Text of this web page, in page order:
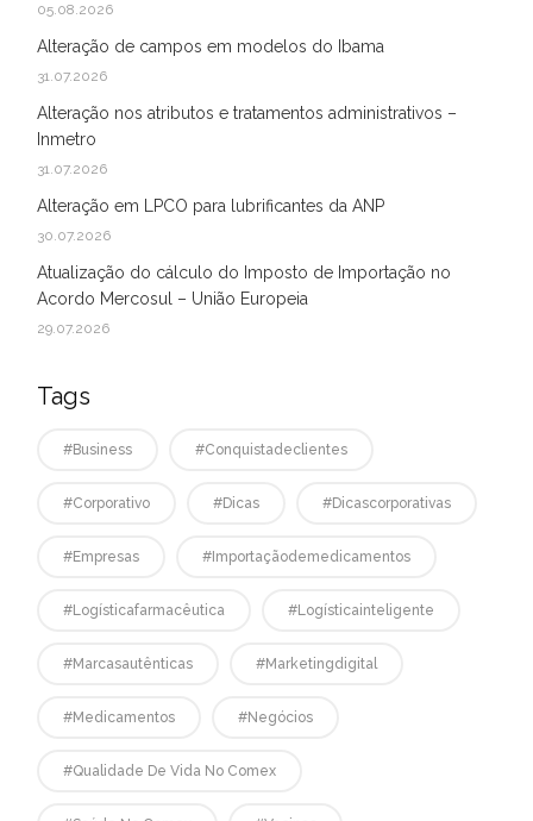
05.08.2026
Alteração de campos em modelos do Ibama
31.07.2026
Alteração nos atributos e tratamentos administrativos –
Inmetro
31.07.2026
Alteração em LPCO para lubrificantes da ANP
30.07.2026
Atualização do cálculo do Imposto de Importação no
Acordo Mercosul – União Europeia
29.07.2026
Tags
#business #conquistadeclientes
#corporativo #dicas #dicascorporativas
#empresas #Importaçãodemedicamentos
#logísticafarmacêutica #logísticainteligente
#marcasautênticas #marketingdigital
#medicamentos #negócios
#qualidade De Vida No Comex